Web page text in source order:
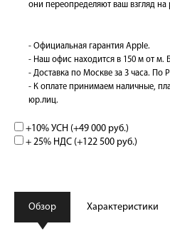
они переопределяют ваш взгляд на
- Официальная гарантия Apple.
- Наш офис находится в 150 м от м.
- Доставка по Москве за 3 часа. По
- К оплате принимаем наличные,
юр.лиц.
+10% УСН (+49 000 руб.)
+ 25% НДС (+122 500 руб.)
Обзор Характеристики